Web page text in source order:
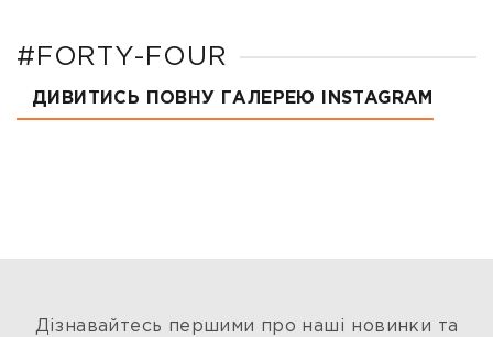
#FORTY-FOUR
ДИВИТИСЬ ПОВНУ ГАЛЕРЕЮ INSTAGRAM
Дізнавайтесь першими про наші новинки та